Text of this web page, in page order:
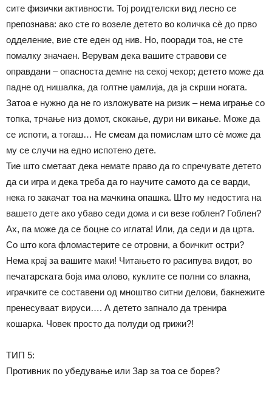
сите физички активности. Тој роидтелски вид лесно се
препознава: ако сте го возеле детето во количка сѐ до прво
одделение, вие сте еден од нив. Но, пооради тоа, не сте
помалку значаен. Верувам дека вашите стравови се
оправдани – опасноста демне на секој чекор; детето може да
падне од нишалка, да голтне џамлија, да ја скрши ногата.
Затоа е нужно да не го изложувате на ризик – нема играње со
топка, трчање низ домот, скокање, дури ни викање. Може да
се испоти, а тогаш… Не смеам да помислам што сѐ може да
му се случи на едно испотено дете.
Тие што сметаат дека немате право да го спречувате детето
да си игра и дека треба да го научите самото да се варди,
нека го закачат тоа на мачкина опашка. Што му недостига на
вашето дете ако убаво седи дома и си везе гоблен? Гоблен?
Ах, па може да се боцне со иглата! Или, да седи и да црта.
Со што кога фломастерите се отровни, а боичкит остри?
Нема крај за вашите маки! Читањето го расипува видот, во
печатарската боја има олово, куклите се полни со влакна,
играчките се составени од мноштво ситни делови, бакнежите
пренесуваат вируси…. А детето запнало да тренира
кошарка. Човек просто да полуди од грижи?!
ТИП 5:
Противник по убедување или Зар за тоа се борев?